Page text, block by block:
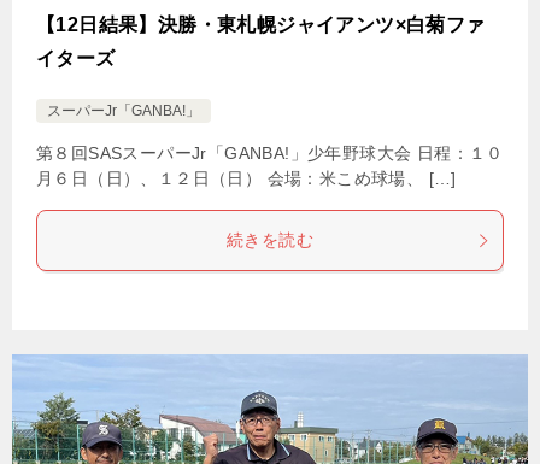
【12日結果】決勝・東札幌ジャイアンツ×白菊ファ
イターズ
スーパーJr「GANBA!」
第８回SASスーパーJr「GANBA!」少年野球大会 日程：１０
月６日（日）、１２日（日） 会場：米こめ球場、 […]
続きを読む